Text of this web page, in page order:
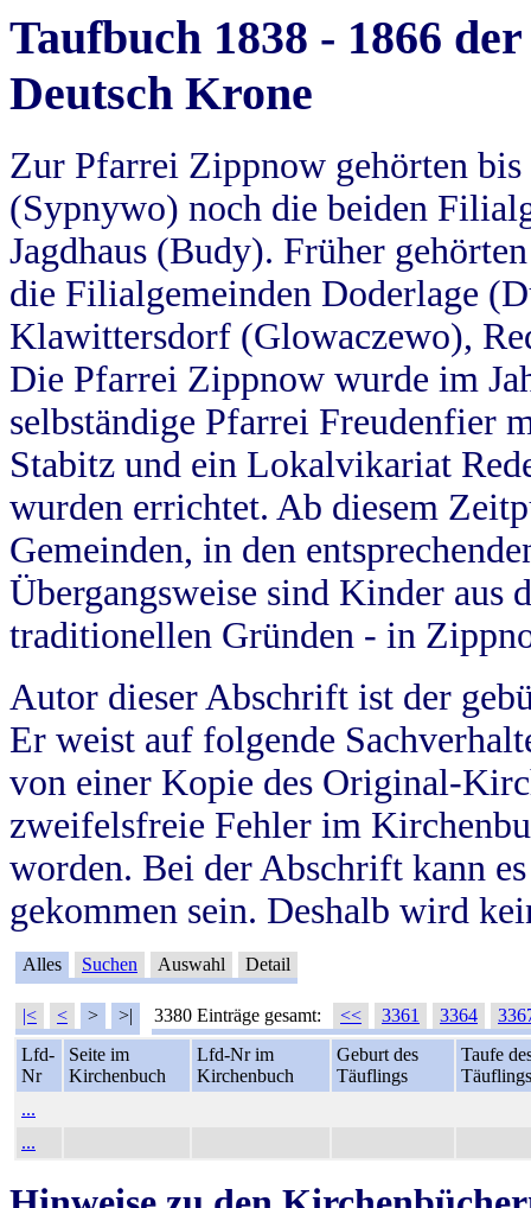
Taufbuch 1838 - 1866
Deutsch Krone
Zur Pfarrei Zippnow gehörten
(Sypnywo) noch die beiden
Jagdhaus (Budy). Früher
die Filialgemeinden Doderlage
Klawittersdorf (Glowaczewo),
Die Pfarrei Zippnow wurde im
selbständige Pfarrei Freudenfier
Stabitz und ein Lokalvikariat
wurden errichtet. Ab diesem
Gemeinden, in den
Übergangsweise sind Kinder aus
traditionellen Gründen - in
Autor dieser Abschrift ist der
Er weist auf folgende
von einer Kopie des Original-
zweifelsfreie Fehler im
worden. Bei der Abschrift kann
gekommen sein. Deshalb wird
Alles Suchen Auswahl Detail
|< < > >| 3380 Einträge gesamt: << 3361 3364
Lfd-
Nr
Seite im
Kirchenbuch
Lfd-Nr im
Kirchenbuch
Geburt des
Täuflings
Taufe
Täuflings
...
...